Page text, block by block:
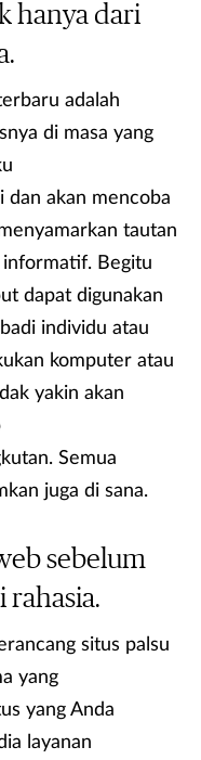
hanya dari
adalah
di masa yang
akan mencoba
tautan
informatif. Begitu
dapat digunakan
individu atau
komputer atau
yakin akan
Semua
juga di sana.
sebelum
rahasia.
situs palsu
yang
yang Anda
layanan